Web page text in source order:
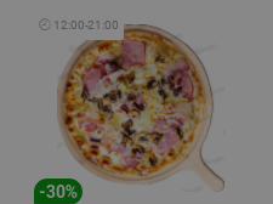
🕘 12:00-21:00
-30%